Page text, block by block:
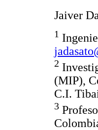
Jaiver
1
2
(MIP),
C.I.
3